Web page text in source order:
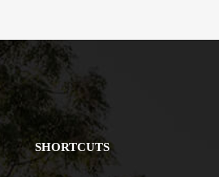
SHORTCUTS